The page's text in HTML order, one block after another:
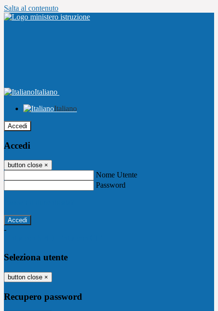
Salta al contenuto
Italiano
Italiano
Accedi
Accedi
button close ×
Nome Utente
Password
-
Seleziona utente
button close ×
Recupero password